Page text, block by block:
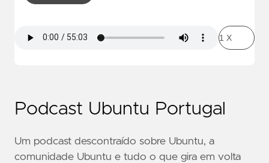
Podcast Ubuntu Portugal
Um podcast descontraído sobre Ubuntu, a
comunidade Ubuntu e tudo o que gira em volta